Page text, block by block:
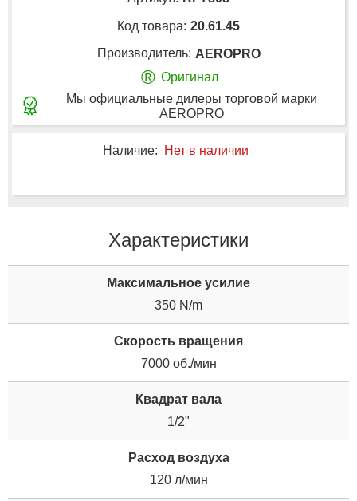
Код товара: 20.61.45
Производитель: AEROPRO
® Оригинал
Мы официальные дилеры торговой марки
AEROPRO
Наличие: Нет в наличии
Характеристики
Максимальное усилие
350 N/m
Скорость вращения
7000 об./мин
Квадрат вала
1/2"
Расход воздуха
120 л/мин